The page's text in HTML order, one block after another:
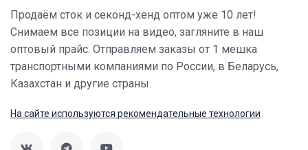
Продаём сток и секонд-хенд оптом уже 10 лет!
Снимаем все позиции на видео, загляните в наш
оптовый прайс. Отправляем заказы от 1 мешка
транспортными компаниями по России, в Беларусь,
Казахстан и другие страны.
На сайте используются рекомендательные технологии